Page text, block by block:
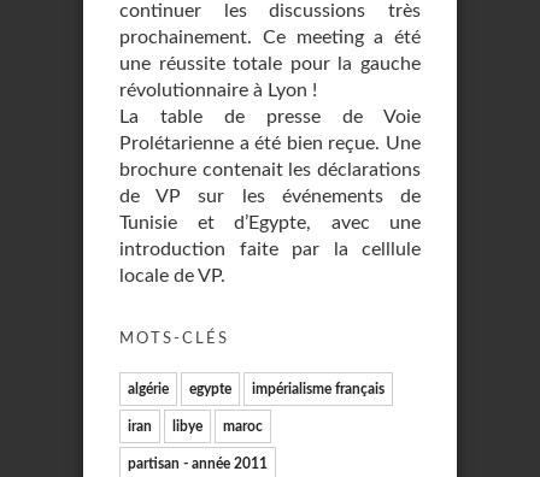
continuer les discussions très
prochainement. Ce meeting a été
une réussite totale pour la gauche
révolutionnaire à Lyon !
La table de presse de Voie
Prolétarienne a été bien reçue. Une
brochure contenait les déclarations
de VP sur les événements de
Tunisie et d’Egypte, avec une
introduction faite par la celllule
locale de VP.
MOTS-CLÉS
algérie egypte impérialisme français
iran libye maroc
partisan - année 2011